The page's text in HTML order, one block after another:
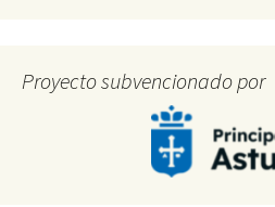
Proyecto subvencionado por